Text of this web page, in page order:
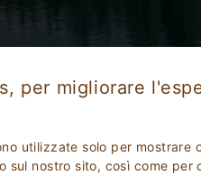
per migliorare
utilizzate solo per mostrare
sul nostro sito, così come per
Alto Adige Veneto